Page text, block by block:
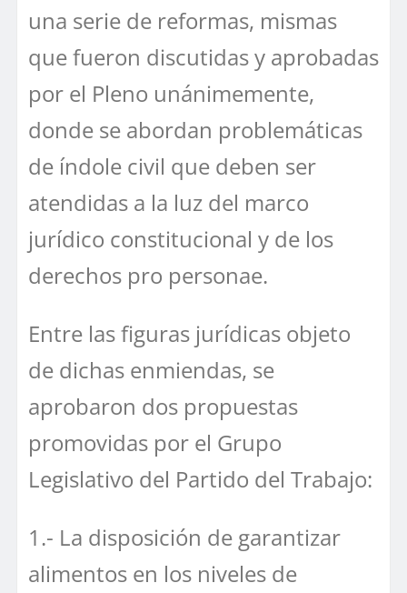
una serie de reformas, mismas
que fueron discutidas y aprobadas
por el Pleno unánimemente,
donde se abordan problemáticas
de índole civil que deben ser
atendidas a la luz del marco
jurídico constitucional y de los
derechos pro personae.
Entre las figuras jurídicas objeto
de dichas enmiendas, se
aprobaron dos propuestas
promovidas por el Grupo
Legislativo del Partido del Trabajo:
1.- La disposición de garantizar
alimentos en los niveles de